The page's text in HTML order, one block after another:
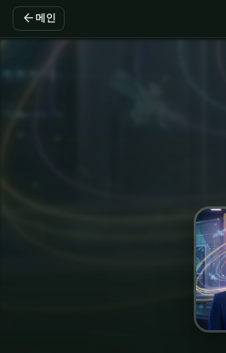
arrow_back 메인